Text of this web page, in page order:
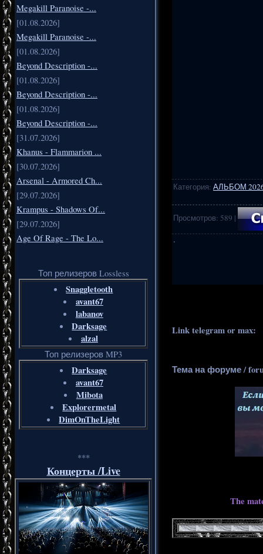
Megakill Paranoise -...
[01.08.2026]
Megakill Paranoise -...
[01.08.2026]
Beyond Description -...
[01.08.2026]
Beyond Description -...
[01.08.2026]
Beyond Description -...
[31.07.2026]
Khanus - Flammarion ...
[30.07.2026]
Arsenal - Armored Ch...
[29.07.2026]
Krampus - Shadows Of...
[29.07.2026]
Age Of Rage - The Lo...
Топ релизеров Lossless
Snaggletooth
avant67
labanov
Darksage
alzal
Топ релизеров MP3
Darksage
avant67
Mibota
Explorermetal
DimOnTheLight
***
Концерты /Live
Категория: АЛЬБОМ
Просмотров: 589 |
·
Link telegram or max:
Тема на форуме /
The